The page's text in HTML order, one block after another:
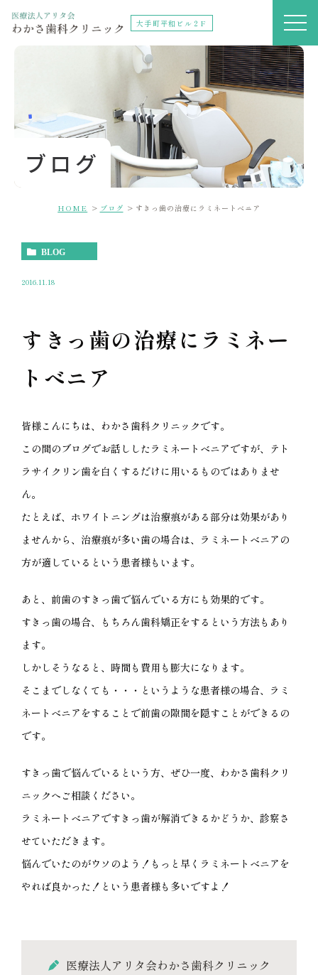
大手町平和ビル２F
ブログ
HOME ブログ すきっ歯の治療にラミネートべニア
BLOG
2016.11.18
すきっ歯の治療にラミネー
トべニア
皆様こんにちは、わかさ歯科クリニックです。
この間のブログでお話ししたラミネートべニアですが、テト
ラサイクリン歯を白くするだけに用いるものではありませ
ん。
たとえば、ホワイトニングは治療痕がある部分は効果があり
ませんから、治療痕が多い歯の場合は、ラミネートべニアの
方が適しているという患者様もいます。
あと、前歯のすきっ歯で悩んでいる方にも効果的です。
すきっ歯の場合、もちろん歯科矯正をするという方法もあり
ます。
しかしそうなると、時間も費用も膨大になります。
そこまでしなくても・・・というような患者様の場合、ラミ
ネートべニアをすることで前歯の隙間を隠すことができるの
です。
すきっ歯で悩んでいるという方、ぜひ一度、わかさ歯科クリ
ニックへご相談ください。
ラミネートべニアですきっ歯が解消できるかどうか、診察さ
せていただきます。
悩んでいたのがウソのよう！もっと早くラミネートべニアを
やれば良かった！という患者様も多いですよ！
医療法人アリタ会わかさ歯科クリニック